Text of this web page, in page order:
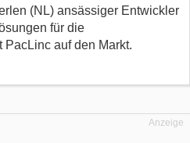
(NL) ansässiger Entwickler
für die
auf den Markt.
Anzeige